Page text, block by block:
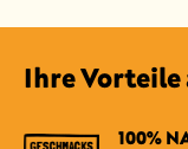
Ihre Vorteile
100%